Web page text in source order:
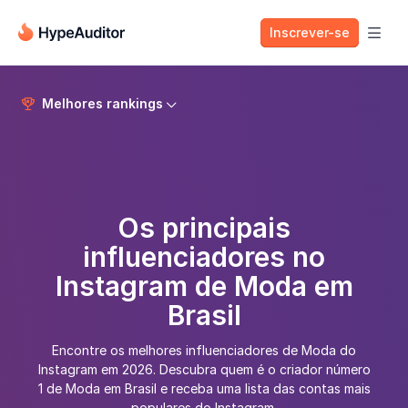
Inscrever-se 
 Melhores rankings 
Os principais
influenciadores no
Instagram de Moda em
Brasil
Encontre os melhores influenciadores de Moda do
Instagram em 2026. Descubra quem é o criador número
1 de Moda em Brasil e receba uma lista das contas mais